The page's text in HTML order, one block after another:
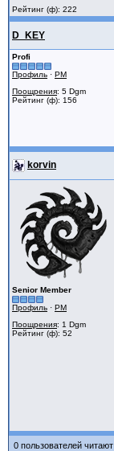
Рейтинг (ф): 222
D_KEY
Profi
Профиль · PM
Поощрения: 5 Dgm
Рейтинг (ф): 156
korvin
Senior Member
Профиль · PM
Поощрения: 1 Dgm
Рейтинг (ф): 52
0 пользователей